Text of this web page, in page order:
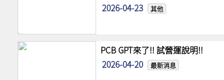
2026-04-23
其他
PCB GPT來了!! 試營運說明!!
2026-04-20
最新消息